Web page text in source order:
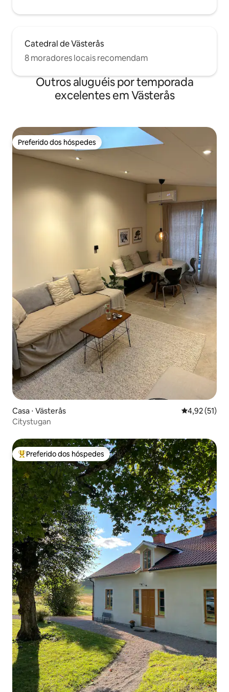
Catedral de Västerås
8 moradores locais recomendam
Outros aluguéis por temporada
excelentes em Västerås
Preferido dos hóspedes
Preferido dos hóspedes
Casa ⋅ Västerås 4,92 de uma
4,92 (51)
Citystugan
Entre os melhores preferidos dos hóspedes
Preferido dos hóspedes